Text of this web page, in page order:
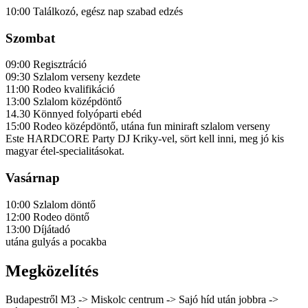
10:00 Találkozó, egész nap szabad edzés
Szombat
09:00 Regisztráció
09:30 Szlalom verseny kezdete
11:00 Rodeo kvalifikáció
13:00 Szlalom középdöntő
14.30 Könnyed folyóparti ebéd
15:00 Rodeo középdöntő, utána fun miniraft szlalom verseny
Este HARDCORE Party DJ Kriky-vel, sört kell inni, meg jó kis
magyar étel-specialitásokat.
Vasárnap
10:00 Szlalom döntő
12:00 Rodeo döntő
13:00 Díjátadó
utána gulyás a pocakba
Megközelítés
Budapestről M3 -> Miskolc centrum -> Sajó híd után jobbra ->